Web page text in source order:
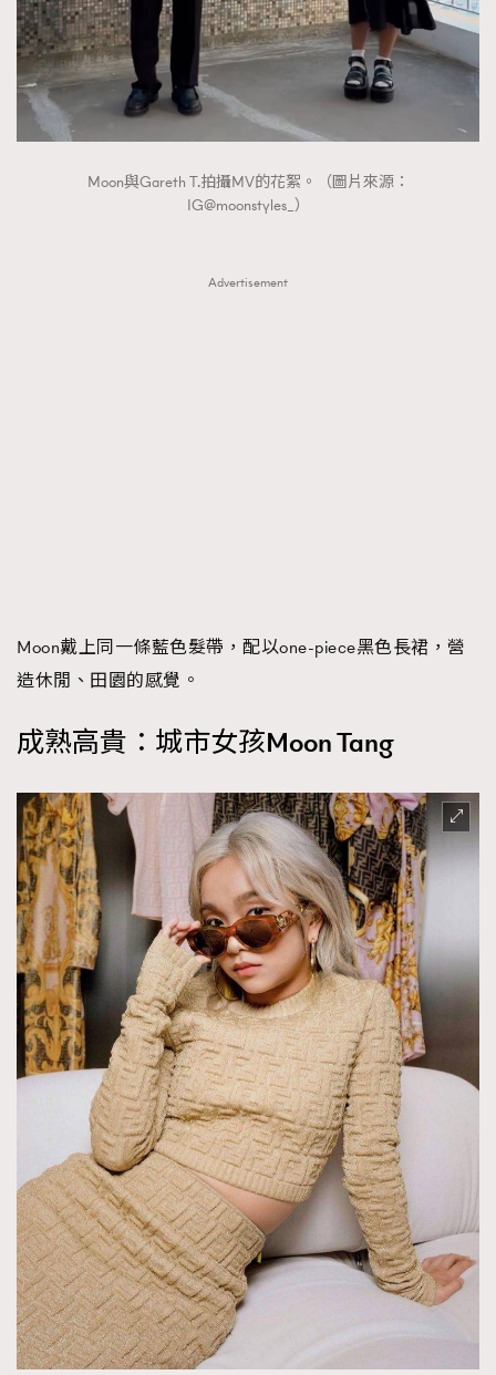
Moon與Gareth T.拍攝MV的花絮。（圖片來源：
IG@moonstyles_）
Advertisement
Moon戴上同一條藍色髮帶，配以one-piece黑色長裙，營
造休閒、田園的感覺。
成熟高貴：城市女孩Moon Tang